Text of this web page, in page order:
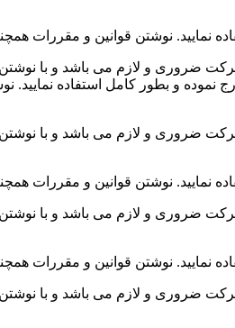
نوشتن قوانین و مقررات
ضروری و لازم می باشد و با
و بطور کامل استفاده نمایید.
ضروری و لازم می باشد و با
نوشتن قوانین و مقررات
ضروری و لازم می باشد و با
نوشتن قوانین و مقررات
ضروری و لازم می باشد و با